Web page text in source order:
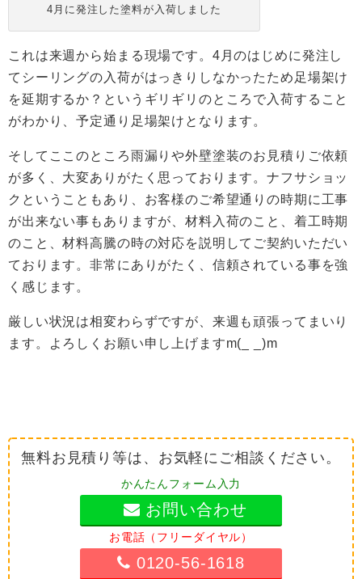
4月に発注した塗料が入荷しました
これは来週から始まる現場です。4月のはじめに発注し
てシーリングの入荷がはっきりしなかったため足場架け
を延期するか？というギリギリのところで入荷すること
がわかり、予定通り足場架けとなります。
そしてここのところ雨漏りや外壁塗装のお見積りご依頼
が多く、大変ありがたく思っております。ナフサショッ
クということもあり、お客様のご希望通りの時期に工事
が出来ない事もありますが、材料入荷のこと、着工時期
のこと、材料高騰の時の対応を説明してご契約いただい
ております。非常にありがたく、信頼されている事を強
く感じます。
厳しい状況は相変わらずですが、来週も頑張ってまいり
ます。よろしくお願い申し上げますm(_ _)m
無料お見積り等は、お気軽にご相談ください。
かんたんフォーム入力
お問い合わせ
お電話（フリーダイヤル）
0120-56-1618